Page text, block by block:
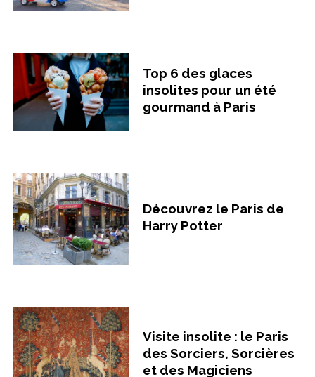
Top 6 des glaces
insolites pour un été
gourmand à Paris
Découvrez le Paris de
Harry Potter
Visite insolite : le Paris
des Sorciers, Sorcières
et des Magiciens